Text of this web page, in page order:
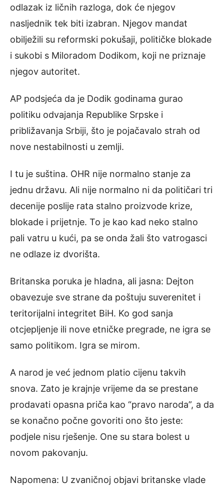
odlazak iz ličnih razloga, dok će njegov
nasljednik tek biti izabran. Njegov mandat
obilježili su reformski pokušaji, političke blokade
i sukobi s Miloradom Dodikom, koji ne priznaje
njegov autoritet.
AP podsjeća da je Dodik godinama gurao
politiku odvajanja Republike Srpske i
približavanja Srbiji, što je pojačavalo strah od
nove nestabilnosti u zemlji.
I tu je suština. OHR nije normalno stanje za
jednu državu. Ali nije normalno ni da političari tri
decenije poslije rata stalno proizvode krize,
blokade i prijetnje. To je kao kad neko stalno
pali vatru u kući, pa se onda žali što vatrogasci
ne odlaze iz dvorišta.
Britanska poruka je hladna, ali jasna: Dejton
obavezuje sve strane da poštuju suverenitet i
teritorijalni integritet BiH. Ko god sanja
otcjepljenje ili nove etničke pregrade, ne igra se
samo politikom. Igra se mirom.
A narod je već jednom platio cijenu takvih
snova. Zato je krajnje vrijeme da se prestane
prodavati opasna priča kao “pravo naroda”, a da
se konačno počne govoriti ono što jeste:
podjele nisu rješenje. One su stara bolest u
novom pakovanju.
Napomena: U zvaničnoj objavi britanske vlade